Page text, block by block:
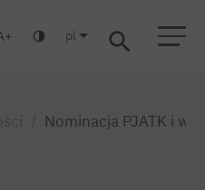
pl
Nominacja PJATK i